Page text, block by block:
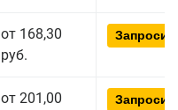
от 168,30
руб.
от 201,00